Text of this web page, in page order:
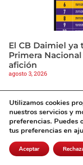
El CB Daimiel ya
Primera
afición
agosto 3, 2026
Utilizamos cookies
nuestros servicios y
preferencias. Puedes
tus preferencias en
Aceptar